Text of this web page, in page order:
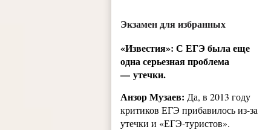
Экзамен для избранных
«Известия»: С ЕГЭ была еще
одна серьезная проблема
— утечки.
Анзор Музаев:Да, в 2013 году
критиков ЕГЭ прибавилось из-за
утечки и «ЕГЭ-туристов».